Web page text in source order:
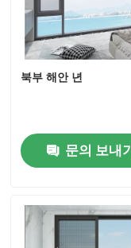
북부 해안 년
문의 보내기